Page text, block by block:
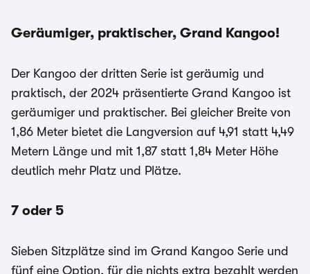
Geräumiger, praktischer, Grand Kangoo!
Der Kangoo der dritten Serie ist geräumig und
praktisch, der 2024 präsentierte Grand Kangoo ist
geräumiger und praktischer. Bei gleicher Breite von
1,86 Meter bietet die Langversion auf 4,91 statt 4,49
Metern Länge und mit 1,87 statt 1,84 Meter Höhe
deutlich mehr Platz und Plätze.
7 oder 5
Sieben Sitzplätze sind im Grand Kangoo Serie und
fünf eine Option, für die nichts extra bezahlt werden